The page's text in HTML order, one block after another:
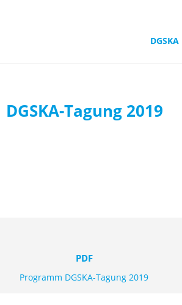
DGSKA
DGSKA-Tagung 2019
PDF
Programm DGSKA-Tagung 2019